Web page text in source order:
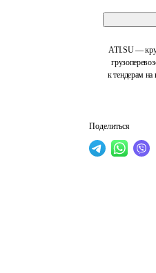
ATI.SU —
к тендерам на
Поделиться